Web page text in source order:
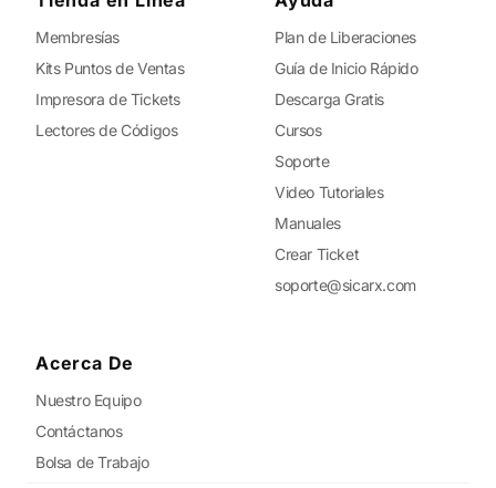
Membresías
Kits Puntos de Ventas
Impresora de Tickets
Lectores de Códigos
Plan de Liberaciones
Guía de Inicio Rápido
Descarga Gratis
Cursos
Soporte
Video Tutoriales
Manuales
Crear Ticket
soporte@sicarx.com
Acerca De
Nuestro Equipo
Contáctanos
Bolsa de Trabajo